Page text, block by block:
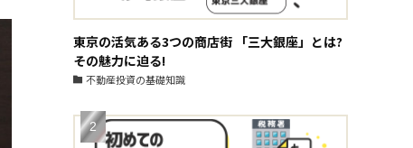
東京の活気ある3つの商店街 「三大銀座」とは?
その魅力に迫る!
不動産投資の基礎知識